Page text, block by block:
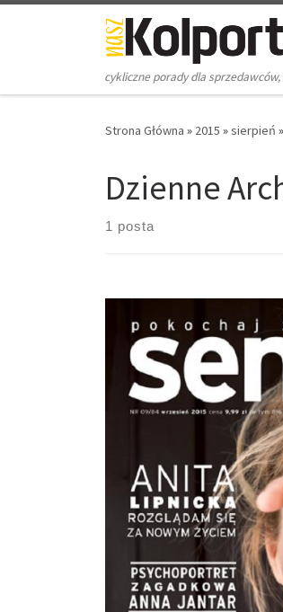
Skip to content
cykliczne porady dla
Strona Główna » 2015 »sierpień »
Dzienne
1 posta